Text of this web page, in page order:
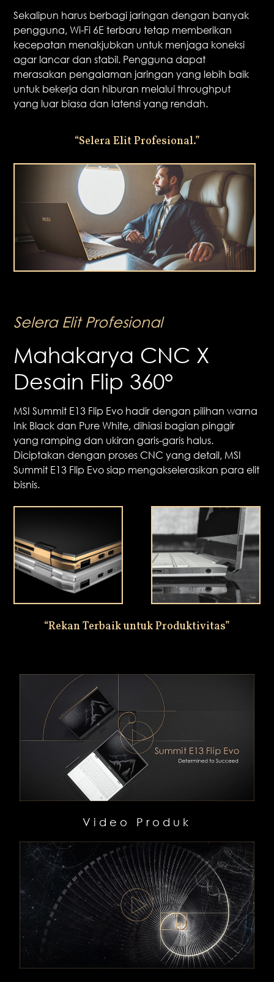
Sekalipun harus berbagi jaringan dengan banyak
pengguna, Wi-Fi 6E terbaru tetap memberikan
kecepatan menakjubkan untuk menjaga koneksi
agar lancar dan stabil. Pengguna dapat
merasakan pengalaman jaringan yang lebih baik
untuk bekerja dan hiburan melalui throughput
yang luar biasa dan latensi yang rendah.
“Selera Elit Profesional.”
Selera Elit Profesional
Mahakarya CNC X
Desain Flip 360°
MSI Summit E13 Flip Evo hadir dengan pilihan warna
Ink Black dan Pure White, dihiasi bagian pinggir
yang ramping dan ukiran garis-garis halus.
Diciptakan dengan proses CNC yang detail, MSI
Summit E13 Flip Evo siap mengakselerasikan para elit
bisnis.
“Rekan Terbaik untuk Produktivitas”
Video Produk